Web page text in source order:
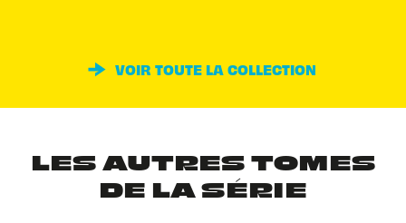
VOIR TOUTE LA COLLECTION
LES AUTRES TOMES
DE LA SÉRIE